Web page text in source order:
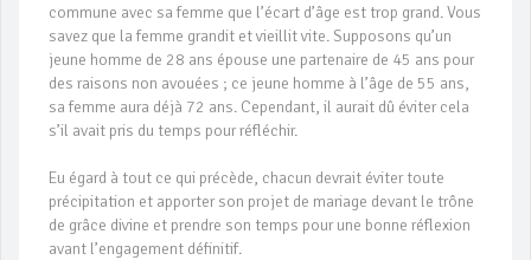
commune avec sa femme que l’écart d’âge est trop grand. Vous
savez que la femme grandit et vieillit vite. Supposons qu’un
jeune homme de 28 ans épouse une partenaire de 45 ans pour
des raisons non avouées ; ce jeune homme à l’âge de 55 ans,
sa femme aura déjà 72 ans. Cependant, il aurait dû éviter cela
s’il avait pris du temps pour réfléchir.
Eu égard à tout ce qui précède, chacun devrait éviter toute
précipitation et apporter son projet de mariage devant le trône
de grâce divine et prendre son temps pour une bonne réflexion
avant l’engagement définitif.